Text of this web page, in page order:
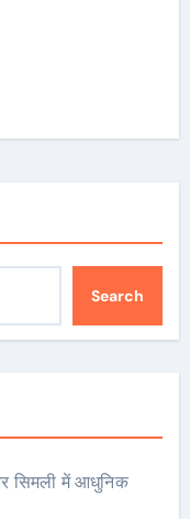
Search
सिमली में आधुनिक